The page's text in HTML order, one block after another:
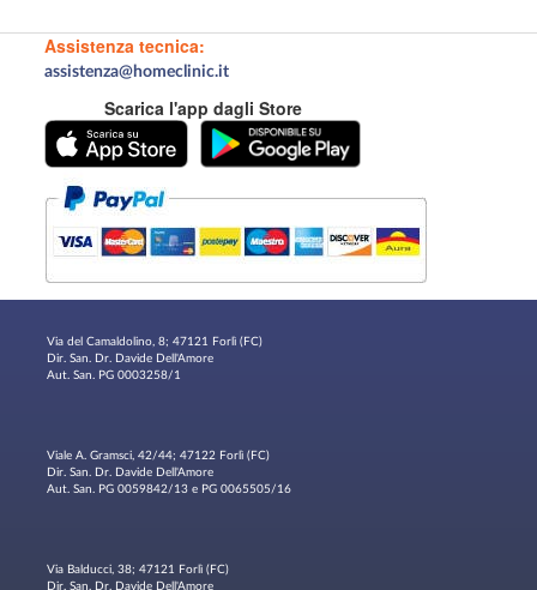
Assistenza tecnica:
assistenza@homeclinic.it
Scarica l'app dagli Store
Via del Camaldolino, 8; 47121 Forlì (FC)
Dir. San. Dr. Davide Dell'Amore
Aut. San. PG 0003258/1
Viale A. Gramsci, 42/44; 47122 Forlì (FC)
Dir. San. Dr. Davide Dell'Amore
Aut. San. PG 0059842/13 e PG 0065505/16
Via Balducci, 38; 47121 Forlì (FC)
Dir. San. Dr. Davide Dell'Amore